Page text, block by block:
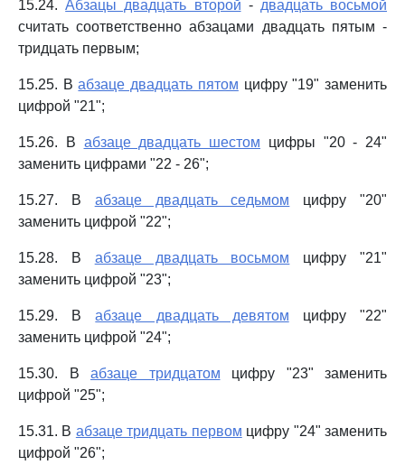
15.24.Абзацы двадцать второй - двадцать восьмой
считать соответственно абзацами двадцать пятым -
тридцать первым;
15.25. Вабзаце двадцать пятом цифру "19" заменить
цифрой "21";
15.26. В абзаце двадцать шестом цифры "20 - 24"
заменить цифрами "22 - 26";
15.27. В абзаце двадцать седьмом цифру "20"
заменить цифрой "22";
15.28. В абзаце двадцать восьмом цифру "21"
заменить цифрой "23";
15.29. Вабзаце двадцать девятом цифру "22"
заменить цифрой "24";
15.30. В абзаце тридцатом цифру "23" заменить
цифрой "25";
15.31. В абзаце тридцать первом цифру "24" заменить
цифрой "26";